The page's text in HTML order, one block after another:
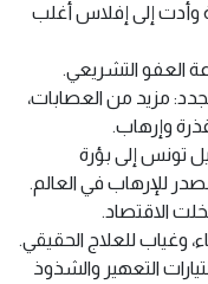
وأدت إلى إفلاس أغلب
العفو التشريعي.
مزيد من العصابات،
وإرهاب.
تونس إلى بؤرة
للإرهاب في العالم.
الاقتصاد.
وغياب للعلاج الحقيقي.
التعهير والشذوذ